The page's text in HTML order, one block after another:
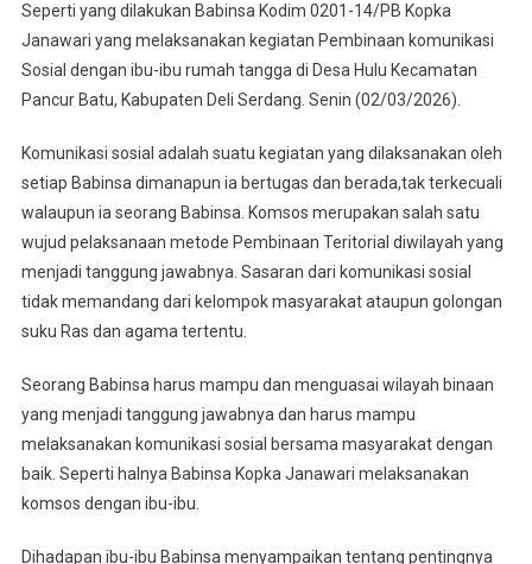
Di
Desa
Binaan
Seperti yang dilakukan Babinsa Kodim 0201-14/PB Kopka
Janawari yang melaksanakan kegiatan Pembinaan komunikasi
Sosial dengan ibu-ibu rumah tangga di Desa Hulu Kecamatan
Pancur Batu, Kabupaten Deli Serdang. Senin (02/03/2026).
Komunikasi sosial adalah suatu kegiatan yang dilaksanakan oleh
setiap Babinsa dimanapun ia bertugas dan berada,tak terkecuali
walaupun ia seorang Babinsa. Komsos merupakan salah satu
wujud pelaksanaan metode Pembinaan Teritorial diwilayah yang
menjadi tanggung jawabnya. Sasaran dari komunikasi sosial
tidak memandang dari kelompok masyarakat ataupun golongan
suku Ras dan agama tertentu.
Seorang Babinsa harus mampu dan menguasai wilayah binaan
yang menjadi tanggung jawabnya dan harus mampu
melaksanakan komunikasi sosial bersama masyarakat dengan
baik. Seperti halnya Babinsa Kopka Janawari melaksanakan
komsos dengan ibu-ibu.
Dihadapan ibu-ibu Babinsa menyampaikan tentang pentingnya